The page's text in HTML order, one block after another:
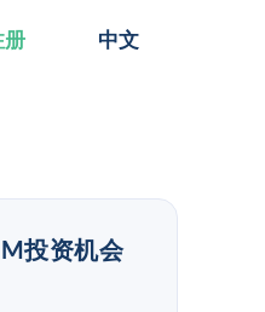
册 中文
投资机会